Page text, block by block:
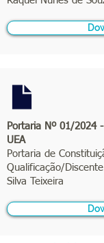
Portaria Nº 01/2024 -
UEA
Portaria de
Qualificação/
Silva Teixeira